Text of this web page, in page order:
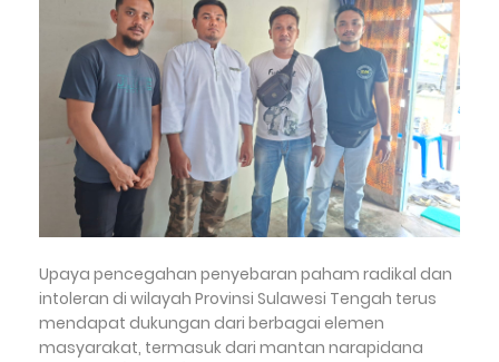
Upaya pencegahan penyebaran paham radikal dan
intoleran di wilayah Provinsi Sulawesi Tengah terus
mendapat dukungan dari berbagai elemen
masyarakat, termasuk dari mantan narapidana